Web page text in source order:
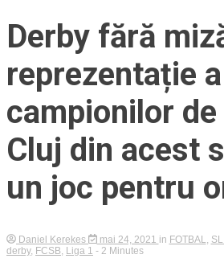
Derby fără
reprezentație a
campionilor de
Cluj din acest
un joc pentru
Daniel Kerekes mai 24, 2021 in FOTBAL
derby, FCSB Liga 1 - 2 Minutes